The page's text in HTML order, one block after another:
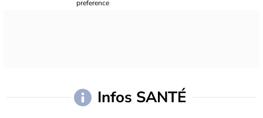
Infos SANTÉ